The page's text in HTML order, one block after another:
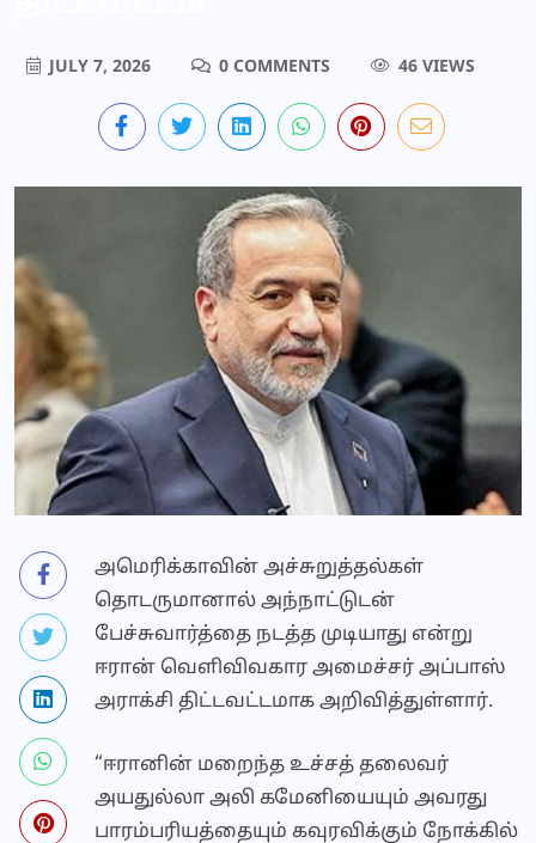
JULY 7, 2026 0 COMMENTS 46 VIEWS
அமெரிக்காவின் அச்சுறுத்தல்கள்
தொடருமானால் அந்நாட்டுடன்
பேச்சுவார்த்தை நடத்த முடியாது என்று
ஈரான் வெளிவிவகார அமைச்சர் அப்பாஸ்
அராக்சி திட்டவட்டமாக அறிவித்துள்ளார்.
“ஈரானின் மறைந்த உச்சத் தலைவர்
அயதுல்லா அலி கமேனியையும் அவரது
பாரம்பரியத்தையும் கவுரவிக்கும் நோக்கில்